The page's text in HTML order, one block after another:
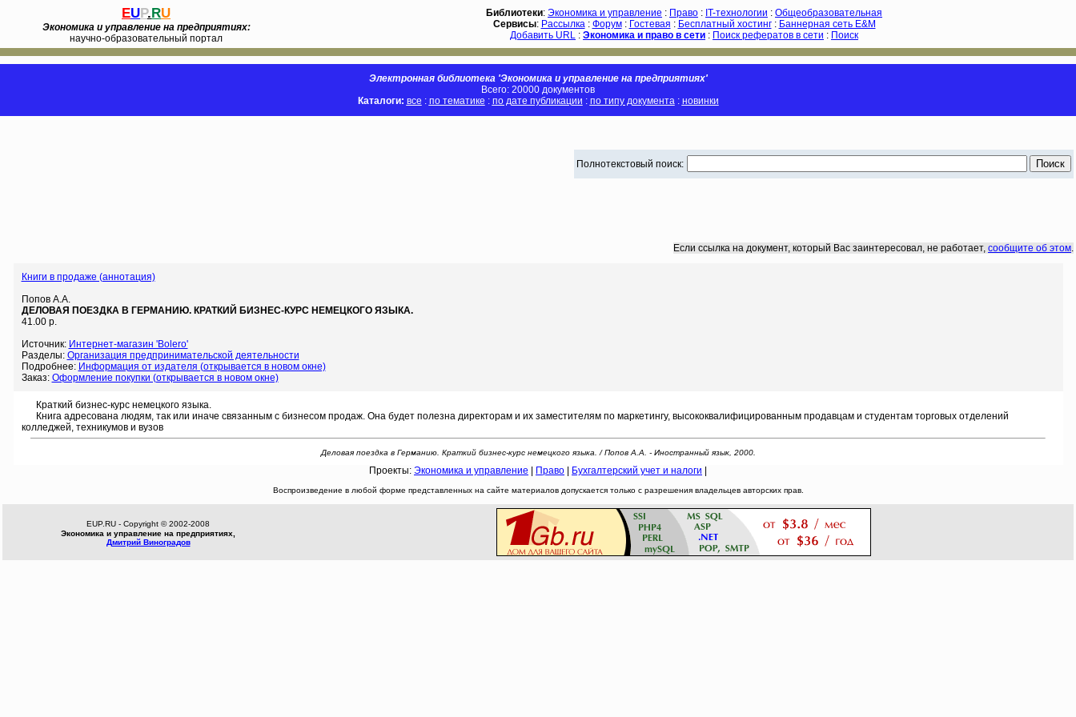
EUP.RU
Экономика и управление на предприятиях:
научно-образовательный портал
Библиотеки: Экономика и управление : Право : IT-технологии : Общеобразовательная
Сервисы: Рассылка: Форум: Гостевая : Бесплатный хостинг: Баннерная сеть E&M
Добавить URL : Экономика и право в сети : Поиск рефератов в сети : Поиск
Электронная библиотека 'Экономика и управление на предприятиях'
Всего: 20000 документов
Каталоги: все : по тематике : по дате публикации : по типу документа: новинки
Полнотекстовый поиск:
Если ссылка на документ, который Вас заинтересовал, не работает, сообщите об этом.
Книги в продаже (аннотация)
Попов А.А.
ДЕЛОВАЯ ПОЕЗДКА В ГЕРМАНИЮ. КРАТКИЙ БИЗНЕС-КУРС НЕМЕЦКОГО ЯЗЫКА.
41.00 р.
Источник: Интернет-магазин 'Bolero'
Разделы: Организация предпринимательской деятельности
Подробнее: Информация от издателя (открывается в новом окне)
Заказ: Оформление покупки (открывается в новом окне)
Краткий бизнес-курс немецкого языка.
Книга адресована людям, так или иначе связанным с бизнесом продаж. Она будет полезна директорам и их заместителям по маркетингу, высококвалифицированным продавцам и студентам торговых отделений
колледжей, техникумов и вузов
Деловая поездка в Германию. Краткий бизнес-курс немецкого языка. / Попов А.А. - Иностранный язык, 2000.
Проекты: Экономика и управление Право Бухгалтерский учет и налоги
Воспроизведение в любой форме представленных на сайте материалов допускается только с разрешения владельцев авторских прав.
EUP.RU - Copyright © 2002-2008
Экономика и управление на предприятиях,
Дмитрий Виноградов